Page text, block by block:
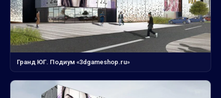
Гранд ЮГ. Подиум «3dgameshop.ru»